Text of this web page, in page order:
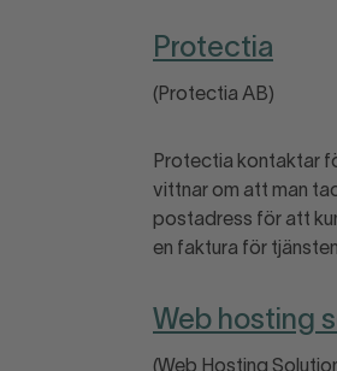
Protectia
(Protectia AB)
Protectia kontaktar
vittnar om att man
postadress för att
en faktura för
Web hosting
(Web Hosting